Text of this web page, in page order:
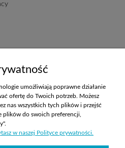
umożliwiają poprawne działanie
ofertę do Twoich potrzeb. Możesz
nas wszystkich tych plików i przejść
plików do swoich preferencji,
w naszej Polityce prywatności.